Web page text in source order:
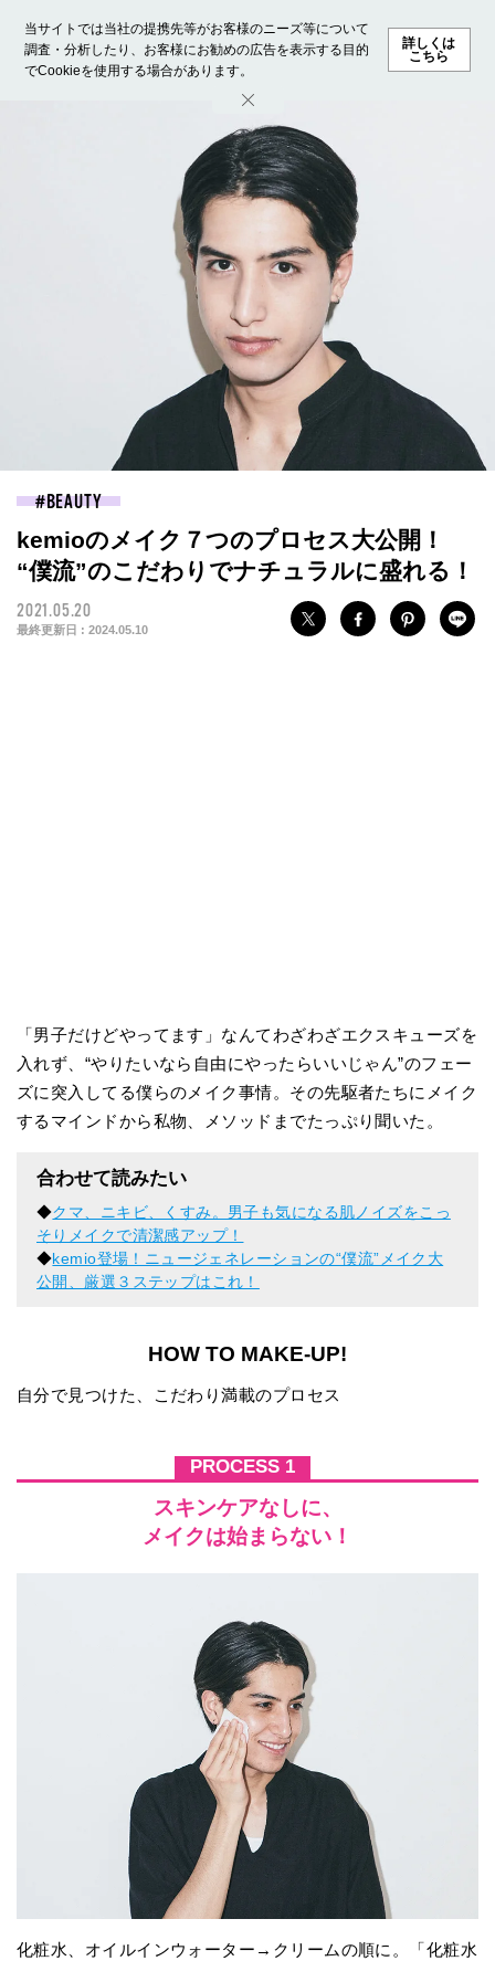
当サイトでは当社の提携先等がお客様のニーズ等について
調査・分析したり、お客様にお勧めの広告を表示する目的
でCookieを使用する場合があります。
詳しくは
こちら
ホーム モデル募集 ランキング ファッション ビューテ
BEAUTY
kemioのメイク７つのプロセス大公開！
“僕流”のこだわりでナチュラルに盛れる！
2021.05.20
最終更新日 : 2024.05.10
「男子だけどやってます」なんてわざわざエクスキューズを
入れず、“やりたいなら自由にやったらいいじゃん”のフェー
ズに突入してる僕らのメイク事情。その先駆者たちにメイク
するマインドから私物、メソッドまでたっぷり聞いた。
合わせて読みたい
◆クマ、ニキビ、くすみ。男子も気になる肌ノイズをこっ
そりメイクで清潔感アップ！
◆kemio登場！ニュージェネレーションの“僕流”メイク大
公開、厳選３ステップはこれ！
HOW TO MAKE-UP!
自分で見つけた、こだわり満載のプロセス
PROCESS 1
スキンケアなしに、
メイクは始まらない！
化粧水、オイルインウォーター→クリームの順に。「化粧水